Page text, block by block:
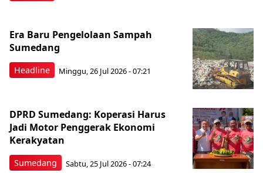
Headline
Era Baru Pengelolaan Sampah
Sumedang
Minggu, 26 Jul 2026 - 07:21
Sumedang
DPRD Sumedang: Koperasi Harus
Jadi Motor Penggerak Ekonomi
Kerakyatan
Sabtu, 25 Jul 2026 - 07:24